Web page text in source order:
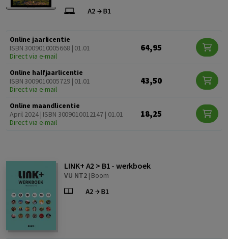
Online jaarlicentie
ISBN 3009010005668 | 01.01
Direct via e-mail
64,95
Online halfjaarlicentie
ISBN 3009010005729 | 01.01
Direct via e-mail
43,50
Online maandlicentie
April 2024 | ISBN 3009010012147 | 01.01
Direct via e-mail
18,25
LINK+ A2 > B1 - werkboek
VU NT2| Boom